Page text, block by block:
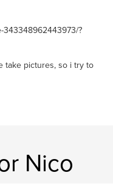
343348962443973/?
take pictures, so i try to
Nico